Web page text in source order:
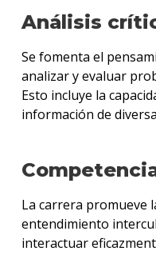
Análisis
Se fomenta el
analizar y evaluar
Esto incluye la
información de
La carrera promueve
entendimiento
interactuar